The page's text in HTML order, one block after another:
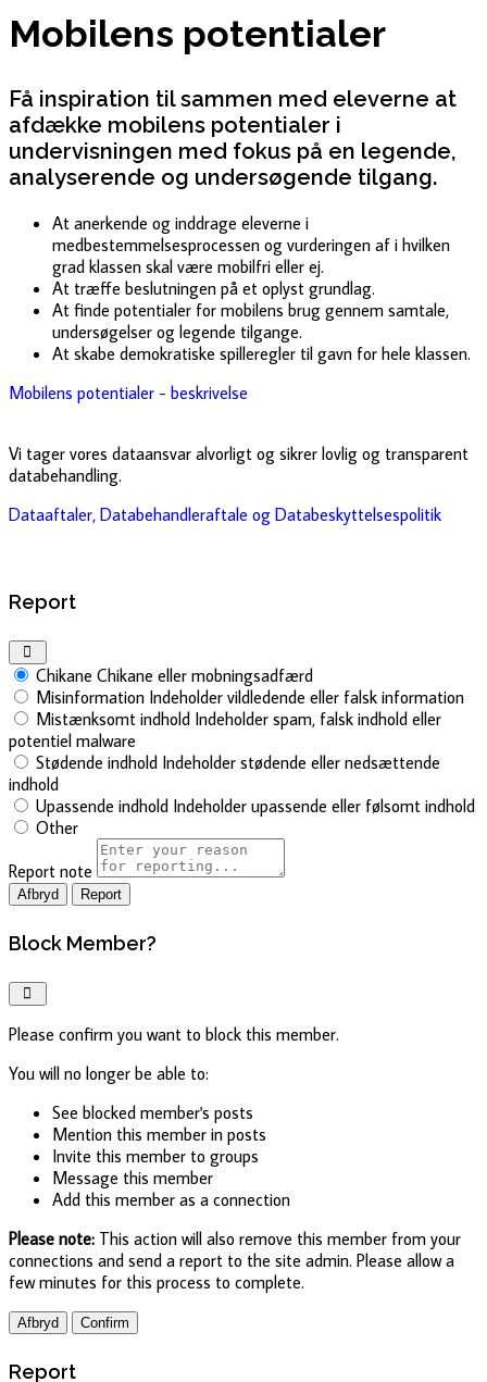
Mobilens potentialer
Få inspiration til sammen med eleverne at
afdække mobilens potentialer i
undervisningen med fokus på en legende,
analyserende og undersøgende tilgang.
At anerkende og inddrage eleverne i
medbestemmelsesprocessen og vurderingen af i hvilken
grad klassen skal være mobilfri eller ej.
At træffe beslutningen på et oplyst grundlag.
At finde potentialer for mobilens brug gennem samtale,
undersøgelser og legende tilgange.
At skabe demokratiske spilleregler til gavn for hele klassen.
Mobilens potentialer - beskrivelse
Vi tager vores dataansvar alvorligt og sikrer lovlig og transparent
databehandling.
Dataaftaler, Databehandleraftale og Databeskyttelsespolitik
Report
Chikane Chikane eller mobningsadfærd
Misinformation Indeholder vildledende eller falsk information
Mistænksomt indhold Indeholder spam, falsk indhold eller
potentiel malware
Stødende indhold Indeholder stødende eller nedsættende
indhold
Upassende indhold Indeholder upassende eller følsomt indhold
Other
Report note
Report
Block Member?
Please confirm you want to block this member.
You will no longer be able to:
See blocked member's posts
Mention this member in posts
Invite this member to groups
Message this member
Add this member as a connection
Please note: This action will also remove this member from your
connections and send a report to the site admin. Please allow a
few minutes for this process to complete.
Confirm
Report